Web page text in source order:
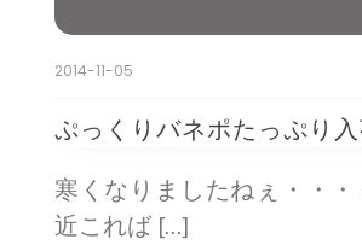
2014-11-05
ぷっくりバネポたっぷり入
寒くなりましたねぇ・・
近これば […]